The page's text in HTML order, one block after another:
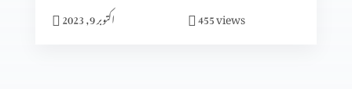
تاریخ میں پیشنگوئیوں کا کردار (حصہ 2) اکتوبر 9, 2023 455views